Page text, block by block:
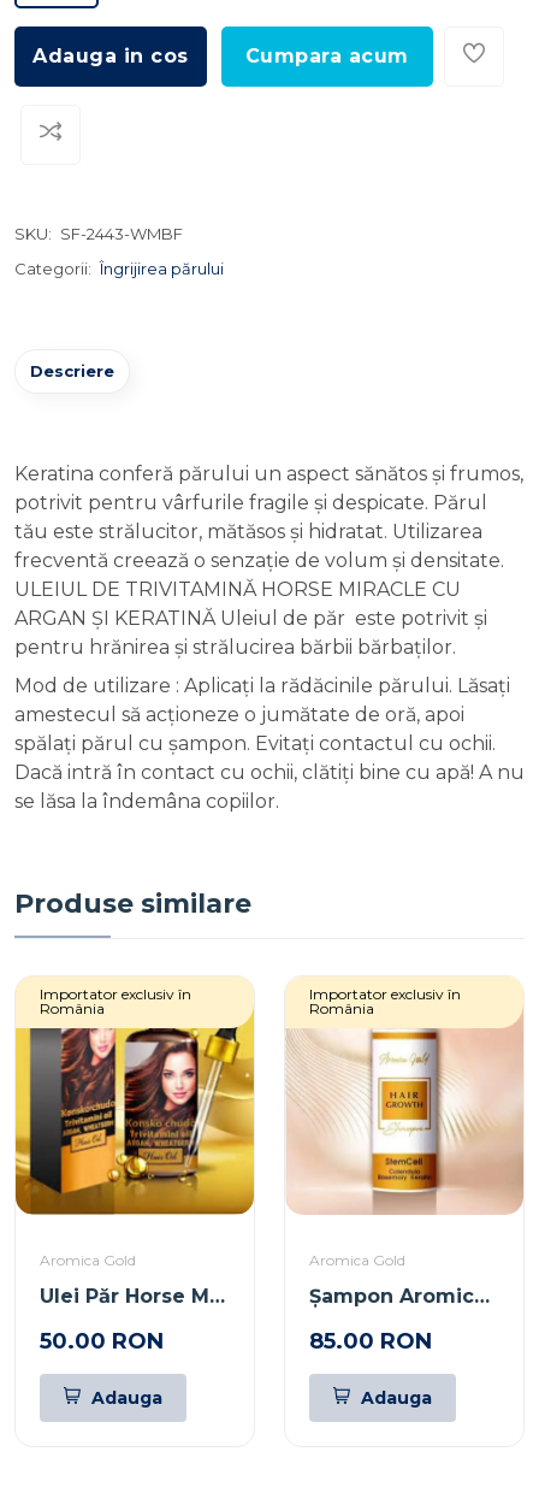
Adauga in cos Cumpara acum
SKU: SF-2443-WMBF
Categorii: Îngrijirea părului
Descriere
Keratina conferă părului un aspect sănătos și frumos,
potrivit pentru vârfurile fragile și despicate. Părul
tău este strălucitor, mătăsos și hidratat. Utilizarea
frecventă creează o senzație de volum și densitate.
ULEIUL DE TRIVITAMINĂ HORSE MIRACLE CU
ARGAN ȘI KERATINĂ Uleiul de păr este potrivit și
pentru hrănirea și strălucirea bărbii bărbaților.
Mod de utilizare : Aplicați la rădăcinile părului. Lăsați
amestecul să acționeze o jumătate de oră, apoi
spălați părul cu șampon. Evitați contactul cu ochii.
Dacă intră în contact cu ochii, clătiți bine cu apă! A nu
se lăsa la îndemâna copiilor.
Produse similare
Importator exclusiv în
România
Aromica Gold
Ulei Păr Horse Miracle Trivitamine cu Argan & Germeni de Grâu 50ml
50.00 RON
Adauga
Importator exclusiv în
România
Aromica Gold
Șampon Aromica Gold Creștere Păr cu Celule Stem & Keratină 200ml
85.00 RON
Adauga